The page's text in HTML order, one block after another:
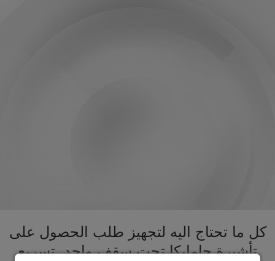
كل ما تحتاج اليه لتجهيز طلب الحصول على
تأشيرة جامايكا تحت سقف واحد. تسريع